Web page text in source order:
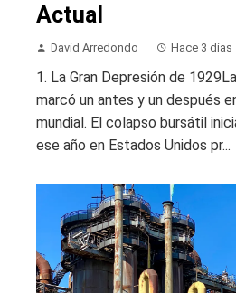
Actual
David Arredondo Hace 3 días
1. La Gran Depresión de
marcó un antes y un después
mundial. El colapso bursátil
ese año en Estados Unidos pr...